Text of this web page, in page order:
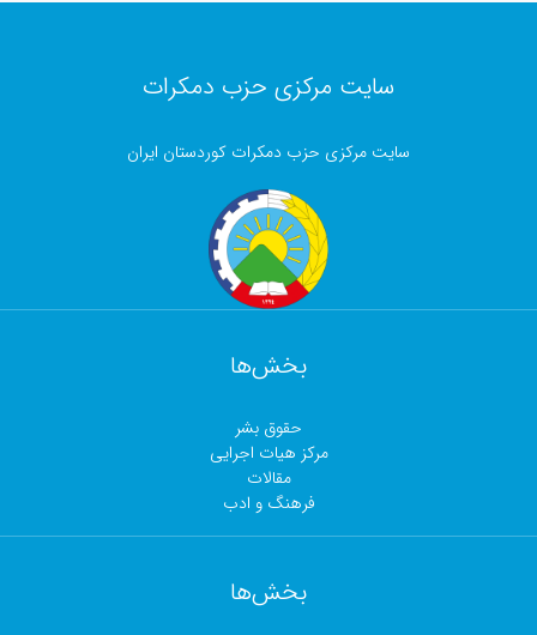
سایت مرکزی حزب دمکرات
سایت مرکزی حزب دمکرات کوردستان ایران
بخش‌ها
حقوق بشر
مرکز هیات اجرایی
مقالات
فرهنگ و ادب
بخش‌ها